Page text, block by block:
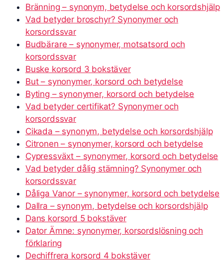
Bränning – synonym, betydelse och korsordshjälp
Vad betyder broschyr? Synonymer och
korsordssvar
Budbärare – synonymer, motsatsord och
korsordssvar
Buske korsord 3 bokstäver
But – synonymer, korsord och betydelse
Byting – synonymer, korsord och betydelse
Vad betyder certifikat? Synonymer och
korsordssvar
Cikada – synonym, betydelse och korsordshjälp
Citronen – synonymer, korsord och betydelse
Cypressväxt – synonymer, korsord och betydelse
Vad betyder dålig stämning? Synonymer och
korsordssvar
Dåliga Vanor – synonymer, korsord och betydelse
Dallra – synonym, betydelse och korsordshjälp
Dans korsord 5 bokstäver
Dator Ämne: synonymer, korsordslösning och
förklaring
Dechiffrera korsord 4 bokstäver